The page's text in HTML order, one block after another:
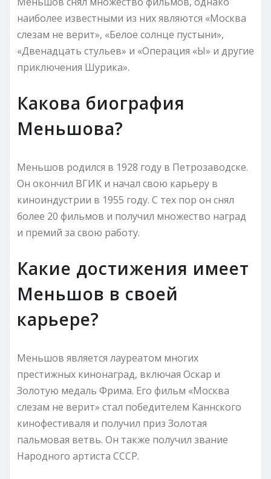
наиболее известными из них являются «Москва
слезам не верит», «Белое солнце пустыни»,
«Двенадцать стульев» и «Операция «Ы» и другие
приключения Шурика».
Какова биография
Меньшова?
Меньшов родился в 1928 году в Петрозаводске.
Он окончил ВГИК и начал свою карьеру в
киноиндустрии в 1955 году. С тех пор он снял
более 20 фильмов и получил множество наград
и премий за свою работу.
Какие достижения имеет
Меньшов в своей
карьере?
Меньшов является лауреатом многих
престижных кинонаград, включая Оскар и
Золотую медаль Фрима. Его фильм «Москва
слезам не верит» стал победителем Каннского
кинофестиваля и получил приз Золотая
пальмовая ветвь. Он также получил звание
Народного артиста СССР.